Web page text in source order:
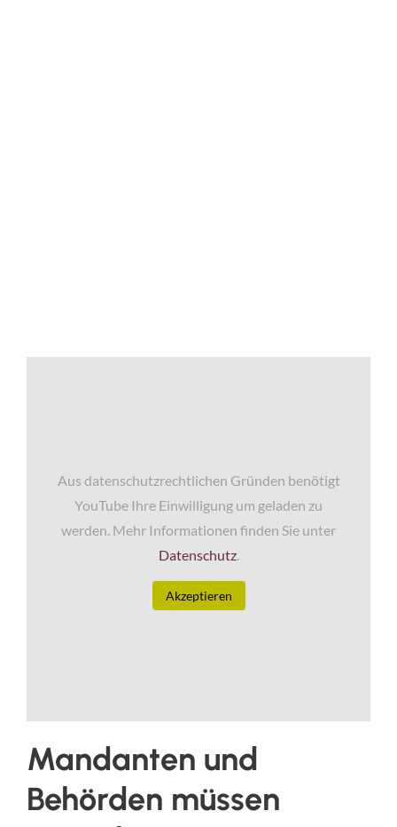
Aus datenschutzrechtlichen Gründen benötigt
YouTube Ihre Einwilligung um geladen zu
werden. Mehr Informationen finden Sie unter
Datenschutz.
Akzeptieren
Mandanten und
Behörden müssen